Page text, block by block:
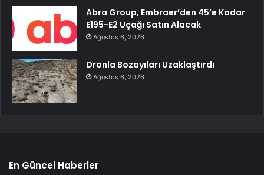
Abra Group, Embraer’den 45’e Kadar
E195-E2 Uçağı Satın Alacak
Ağustos 6, 2026
Dronla Bozayıları Uzaklaştırdı
Ağustos 6, 2026
En Güncel Haberler